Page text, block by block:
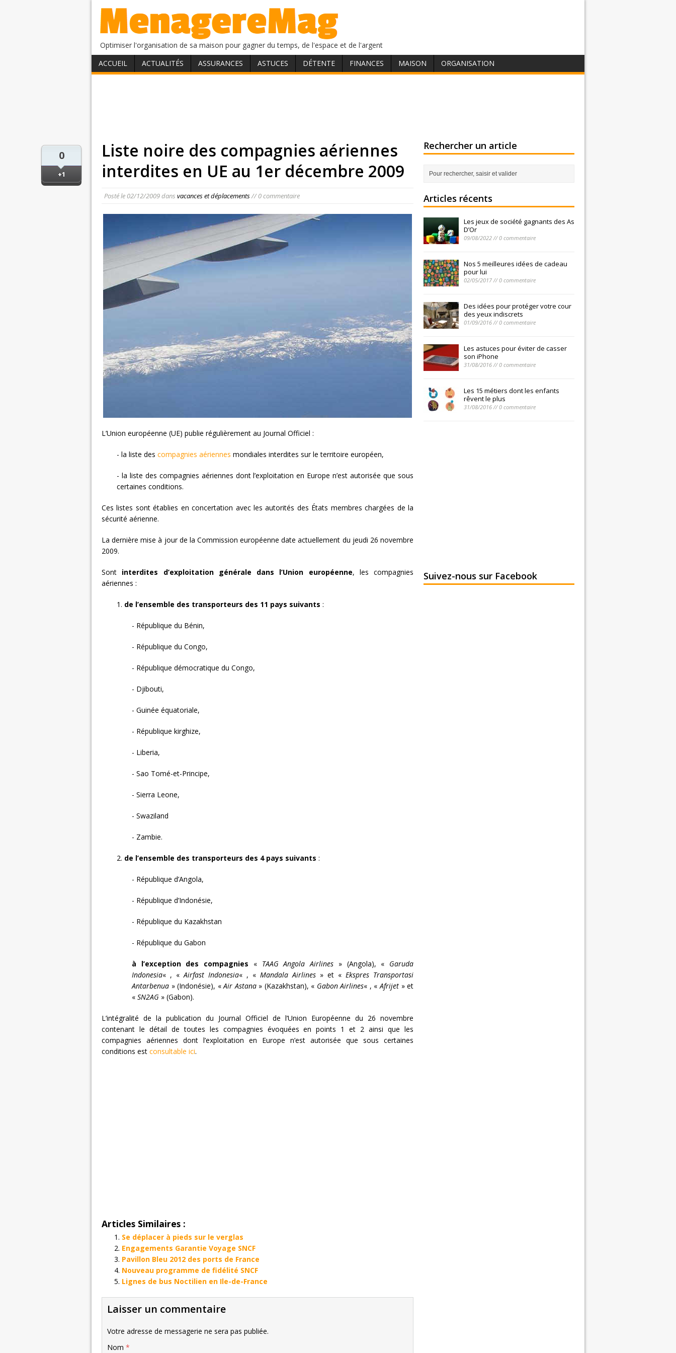
Optimiser l'organisation de sa maison pour gagner du temps, de l'espace et de l'argent
ACCUEIL
ACTUALITÉS ASSURANCES ASTUCES DÉTENTE FINANCES MAISON ORGANISATION
0
+1
Liste noire des compagnies aériennes
interdites en UE au 1er décembre 2009
Posté le 02/12/2009dans vacances et déplacements// 0 commentaire
L’Union européenne (UE) publie régulièrement au Journal Officiel :
- la liste des compagnies aériennes mondiales interdites sur le territoire européen,
- la liste des compagnies aériennes dont l’exploitation en Europe n’est autorisée que sous
certaines conditions.
Ces listes sont établies en concertation avec les autorités des États membres chargées de la
sécurité aérienne.
La dernière mise à jour de la Commission européenne date actuellement du jeudi 26 novembre
2009.
Sont interdites d’exploitation générale dans l’Union européenne, les compagnies
aériennes :
1. de l’ensemble des transporteurs des 11 pays suivants :
- République du Bénin,
- République du Congo,
- République démocratique du Congo,
- Djibouti,
- Guinée équatoriale,
- République kirghize,
- Liberia,
- Sao Tomé-et-Principe,
- Sierra Leone,
- Swaziland
- Zambie.
2. de l’ensemble des transporteurs des 4 pays suivants :
- République d’Angola,
- République d’Indonésie,
- République du Kazakhstan
- République du Gabon
à l’exception des compagnies « TAAG Angola Airlines » (Angola), « Garuda
Indonesia« , « Airfast Indonesia« , « Mandala Airlines » et « Ekspres Transportasi
Antarbenua » (Indonésie), «Air Astana» (Kazakhstan), « Gabon Airlines« , « Afrijet» et
« SN2AG » (Gabon).
L’intégralité de la publication du Journal Officiel de l’Union Européenne du 26 novembre
contenant le détail de toutes les compagnies évoquées en points 1 et 2 ainsi que les
compagnies aériennes dont l’exploitation en Europe n’est autorisée que sous certaines
conditions est consultable ici.
Articles Similaires :
Se déplacer à pieds sur le verglas
Engagements Garantie Voyage SNCF
Pavillon Bleu 2012 des ports de France
Nouveau programme de fidélité SNCF
Lignes de bus Noctilien en Ile-de-France
Laisser un commentaire
Votre adresse de messagerie ne sera pas publiée.
Nom *
Rechercher un article
Articles récents
Les jeux de société gagnants des As
D’Or
09/08/2022 // 0 commentaire
Nos 5 meilleures idées de cadeau
pour lui
02/05/2017 // 0 commentaire
Des idées pour protéger votre cour
des yeux indiscrets
01/09/2016 // 0 commentaire
Les astuces pour éviter de casser
son iPhone
31/08/2016 // 0 commentaire
Les 15 métiers dont les enfants
rêvent le plus
31/08/2016 // 0 commentaire
Suivez-nous sur Facebook